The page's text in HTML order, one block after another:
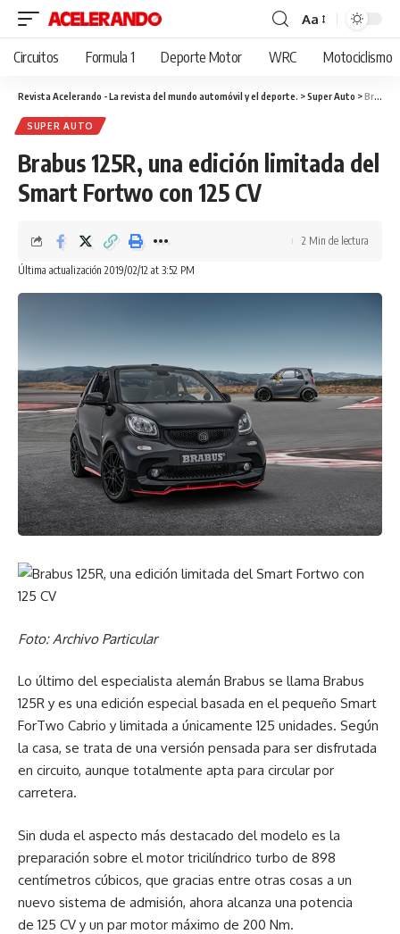
Cambiar
tamaño
fuente
Aa
Circuitos Formula 1 Deporte Motor WRC Motociclismo
Revista Acelerando - La revista del mundo automóvil y el deporte. >Super Auto >Brabus 125R, una edición limitada del Smart Fortwo con 125 CV
SUPER AUTO
Brabus 125R, una edición limitada del
Smart Fortwo con 125 CV
Última actualización 2019/02/12 at 3:52 PM
2 Min de lectura
Foto: Archivo Particular
Lo último del especialista alemán Brabus se llama Brabus
125R y es una edición especial basada en el pequeño Smart
ForTwo Cabrio y limitada a únicamente 125 unidades. Según
la casa, se trata de una versión pensada para ser disfrutada
en circuito, aunque totalmente apta para circular por
carretera.
Sin duda el aspecto más destacado del modelo es la
preparación sobre el motor tricilíndrico turbo de 898
centímetros cúbicos, que gracias entre otras cosas a un
nuevo sistema de admisión, ahora alcanza una potencia
de 125 CV y un par motor máximo de 200 Nm.